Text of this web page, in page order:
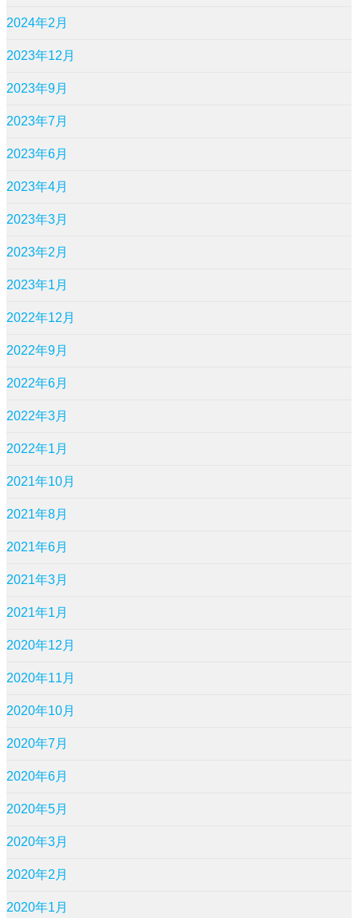
2024年2月
2023年12月
2023年9月
2023年7月
2023年6月
2023年4月
2023年3月
2023年2月
2023年1月
2022年12月
2022年9月
2022年6月
2022年3月
2022年1月
2021年10月
2021年8月
2021年6月
2021年3月
2021年1月
2020年12月
2020年11月
2020年10月
2020年7月
2020年6月
2020年5月
2020年3月
2020年2月
2020年1月